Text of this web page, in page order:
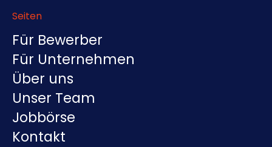
Seiten
Für Bewerber
Für Unternehmen
Über uns
Unser Team
Jobbörse
Kontakt